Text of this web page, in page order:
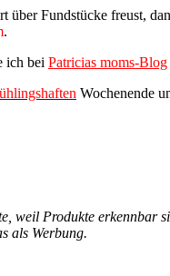
Fundstücke freust,
.
ich bei Patricias moms-Blog
Wochenende
weil Produkte erkennbar
als Werbung.